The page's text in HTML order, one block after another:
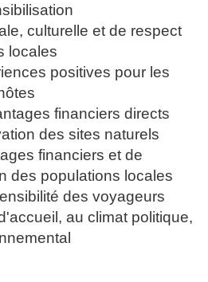
culturelle et de respect
locales
positives pour les
financiers directs
des sites naturels
financiers et de
des populations locales
des voyageurs
au climat politique,